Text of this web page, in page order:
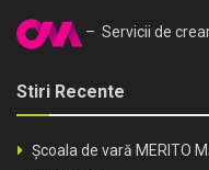
– Servicii de
Stiri Recente
Școala de vară MERITO